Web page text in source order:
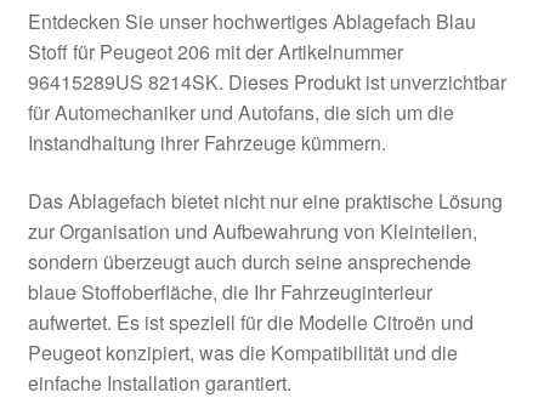
Impressum
Kasse
Kontakt
Lieferung
Mein Konto
Über uns
Entdecken Sie unser hochwertiges Ablagefach Blau
Stoff für Peugeot 206 mit der Artikelnummer
96415289US 8214SK. Dieses Produkt ist unverzichtbar
für Automechaniker und Autofans, die sich um die
Instandhaltung ihrer Fahrzeuge kümmern.
Das Ablagefach bietet nicht nur eine praktische Lösung
zur Organisation und Aufbewahrung von Kleinteilen,
sondern überzeugt auch durch seine ansprechende
blaue Stoffoberfläche, die Ihr Fahrzeuginterieur
aufwertet. Es ist speziell für die Modelle Citroën und
Peugeot konzipiert, was die Kompatibilität und die
einfache Installation garantiert.